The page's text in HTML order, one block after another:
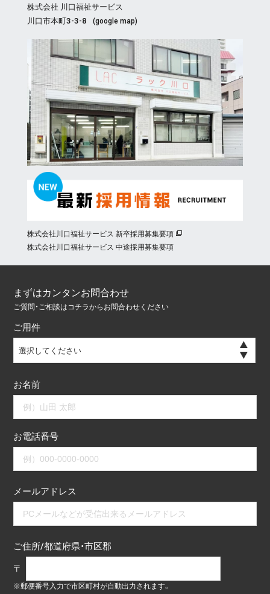
株式会社 川口福祉サービス
川口市本町3-3-8
(google map)
株式会社川口福祉サービス 新卒採用募集要項
株式会社川口福祉サービス 中途採用募集要項
まずはカンタンお問合わせ
ご質問・ご相談はコチラからお問合わせください
ご用件
選択してください
お名前
お電話番号
メールアドレス
ご住所/都道府県・市区郡
〒
※郵便番号入力で市区町村が自動出力されます。